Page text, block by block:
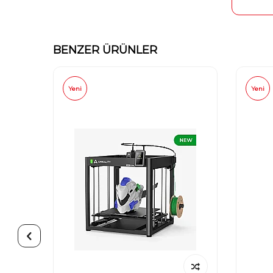
BENZER ÜRÜNLER
Yeni Yeni